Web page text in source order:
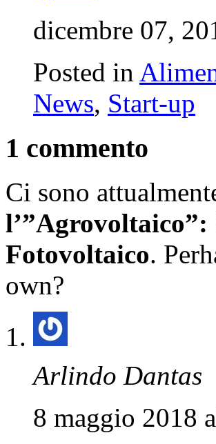
dicembre 07,
Posted in
News, Start-up
1 commento
Ci sono
Fotovoltaico.
own?
Arlindo Dantas
8 maggio 2018